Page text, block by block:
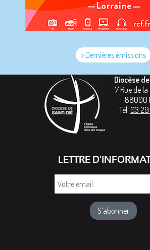
> Dernières émissions
Diocèse
7 Rue de
88000
Tél: 03 29
LETTRE